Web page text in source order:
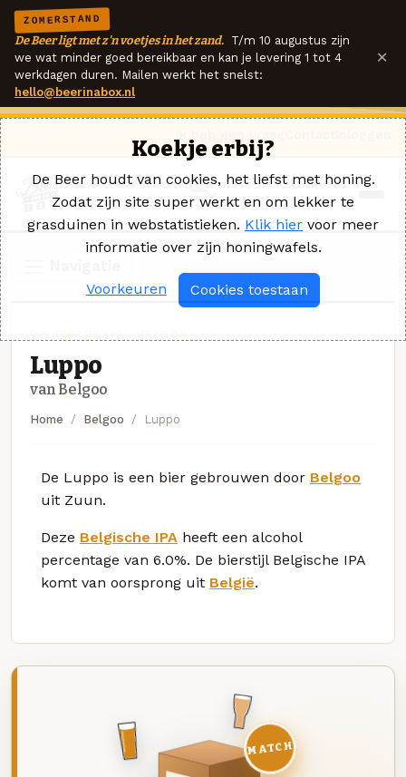
ZOMERSTAND
De Beer ligt met z'n voetjes in het zand. T/m 10 augustus zijn
we wat minder goed bereikbaar en kan je levering 1 tot 4
werkdagen duren. Mailen werkt het snelst:
hello@beerinabox.nl
×
Luppo
van Belgoo
Home Belgoo Luppo
De Luppo is een bier gebrouwen door Belgoo
uit Zuun.
Deze Belgische IPA heeft een alcohol
percentage van 6.0%. De bierstijl Belgische IPA
komt van oorsprong uit België.
MATCH
Koekje erbij?
De Beer houdt van cookies, het liefst met honing.
Zodat zijn site super werkt en om lekker te
grasduinen in webstatistieken. Klik hier voor meer
informatie over zijn honingwafels.
Voorkeuren Cookies toestaan